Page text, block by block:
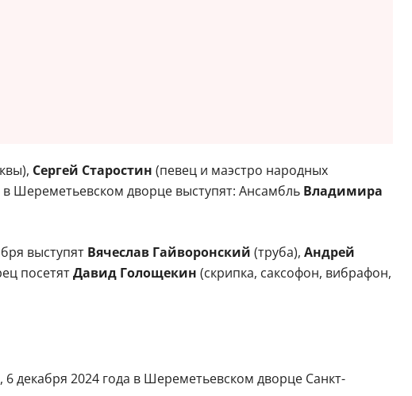
Сергей Старостин (певец и маэстро народных
в Шереметьевском дворце выступят: Ансамбль Владимира
выступят Вячеслав Гайворонский (труба), Андрей
посетятДавид Голощекин (скрипка, саксофон, вибрафон,
декабря 2024 года в Шереметьевском дворце Санкт-